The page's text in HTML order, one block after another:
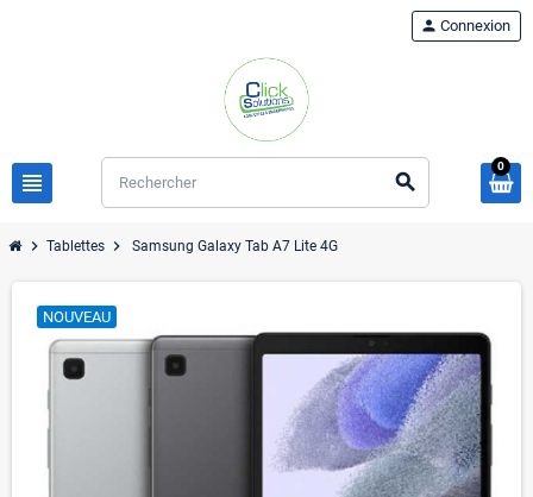
view_headline search
person Connexion
0
chevron_right Tablettes chevron_right Samsung Galaxy Tab A7 Lite 4G
NOUVEAU